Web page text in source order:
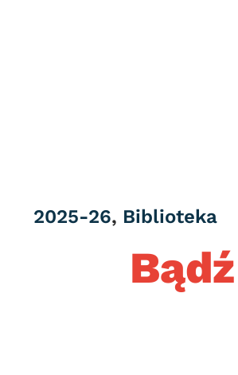
Category
2025-26, Biblioteka